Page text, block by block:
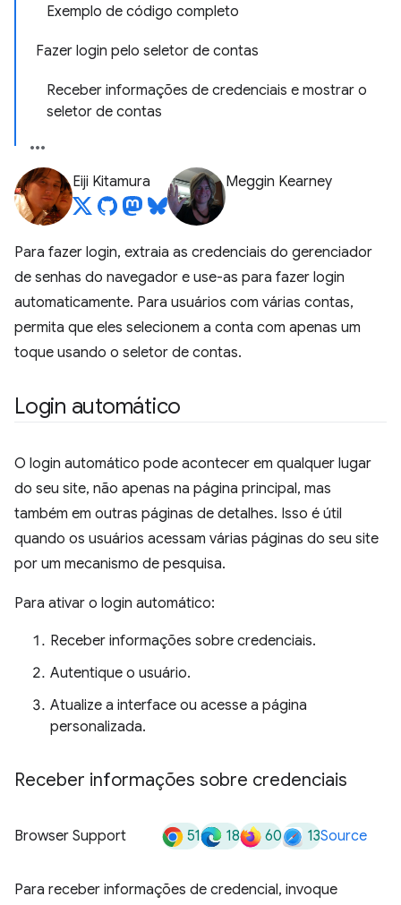
Exemplo de código completo
Fazer login pelo seletor de contas
Receber informações de credenciais e mostrar o
seletor de contas
Eiji Kitamura Meggin Kearney
Para fazer login, extraia as credenciais do gerenciador
de senhas do navegador e use-as para fazer login
automaticamente. Para usuários com várias contas,
permita que eles selecionem a conta com apenas um
toque usando o seletor de contas.
Login automático
O login automático pode acontecer em qualquer lugar
do seu site, não apenas na página principal, mas
também em outras páginas de detalhes. Isso é útil
quando os usuários acessam várias páginas do seu site
por um mecanismo de pesquisa.
Para ativar o login automático:
Receber informações sobre credenciais.
Autentique o usuário.
Atualize a interface ou acesse a página
personalizada.
Receber informações sobre credenciais
Browser Support 51 18 60 13Source
Para receber informações de credencial, invoque